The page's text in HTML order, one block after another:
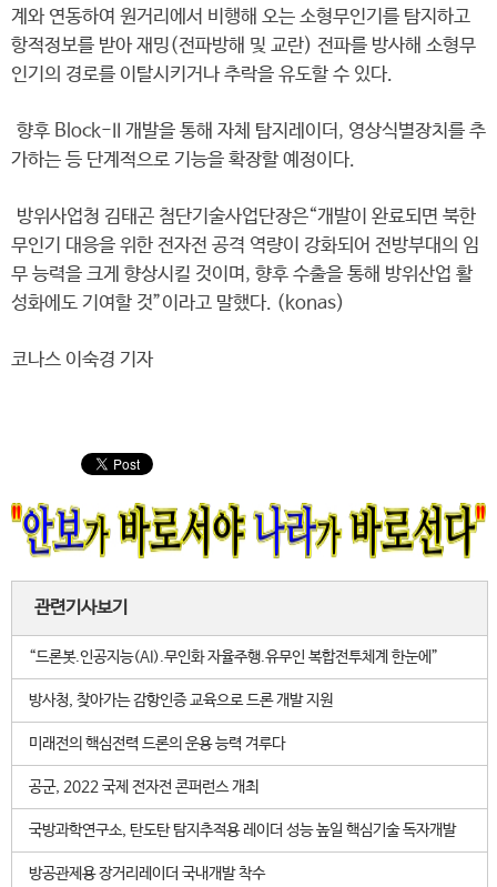
계와 연동하여 원거리에서 비행해 오는 소형무인기를 탐지하고
항적정보를 받아 재밍(전파방해 및 교란) 전파를 방사해 소형무
인기의 경로를 이탈시키거나 추락을 유도할 수 있다.
향후 Block-II 개발을 통해 자체 탐지레이더, 영상식별장치를 추
가하는 등 단계적으로 기능을 확장할 예정이다.
방위사업청 김태곤 첨단기술사업단장은“개발이 완료되면 북한
무인기 대응을 위한 전자전 공격 역량이 강화되어 전방부대의 임
무 능력을 크게 향상시킬 것이며, 향후 수출을 통해 방위산업 활
성화에도 기여할 것”이라고 말했다. (konas)
코나스 이숙경 기자
관련기사보기
“드론봇.인공지능(AI).무인화 자율주행.유무인 복합전투체계 한눈에”
방사청, 찾아가는 감항인증 교육으로 드론 개발 지원
미래전의 핵심전력 드론의 운용 능력 겨루다
공군, 2022 국제 전자전 콘퍼런스 개최
국방과학연구소, 탄도탄 탐지추적용 레이더 성능 높일 핵심기술 독자개발
방공관제용 장거리레이더 국내개발 착수